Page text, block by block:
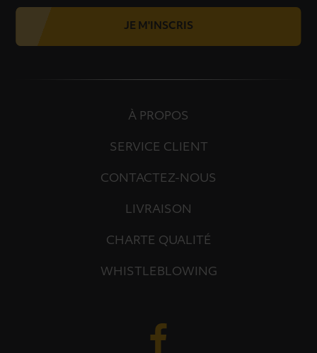
JE M'INSCRIS
À PROPOS
SERVICE CLIENT
CONTACTEZ-NOUS
LIVRAISON
CHARTE QUALITÉ
WHISTLEBLOWING